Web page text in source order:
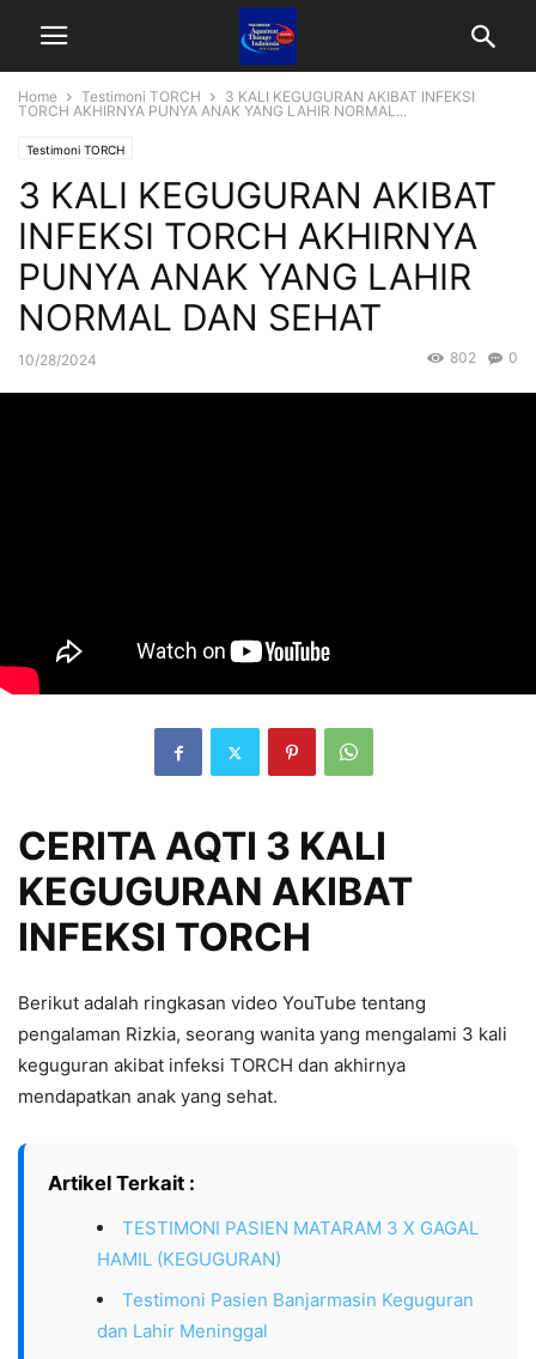
Home Testimoni TORCH
3 KALI KEGUGURAN AKIBAT INFEKSI
TORCH AKHIRNYA PUNYA ANAK YANG LAHIR NORMAL...
Testimoni TORCH
3 KALI KEGUGURAN AKIBAT
INFEKSI TORCH AKHIRNYA
PUNYA ANAK YANG LAHIR
NORMAL DAN SEHAT
10/28/2024 0
802
CERITA AQTI 3 KALI
KEGUGURAN AKIBAT
INFEKSI TORCH
Berikut adalah ringkasan video YouTube tentang
pengalaman Rizkia, seorang wanita yang mengalami 3 kali
keguguran akibat infeksi TORCH dan akhirnya
mendapatkan anak yang sehat.
Artikel Terkait :
TESTIMONI PASIEN MATARAM 3 X GAGAL
HAMIL (KEGUGURAN)
Testimoni Pasien Banjarmasin Keguguran
dan Lahir Meninggal